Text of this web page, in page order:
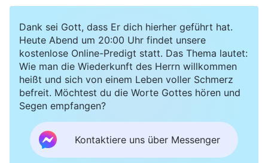
Dank sei Gott, dass Er dich hierher geführt hat.
Heute Abend um 20:00 Uhr findet unsere
kostenlose Online-Predigt statt. Das Thema lautet:
Wie man die Wiederkunft des Herrn willkommen
heißt und sich von einem Leben voller Schmerz
befreit. Möchtest du die Worte Gottes hören und
Segen empfangen?
Kontaktiere uns über Messenger